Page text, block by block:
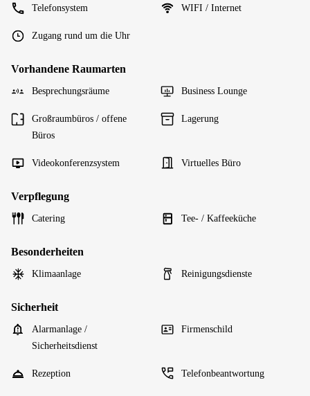
Telefonsystem WIFI / Internet
Zugang rund um die Uhr
Vorhandene Raumarten
Besprechungsräume Business Lounge
Großraumbüros / offene
Büros
Lagerung
Videokonferenzsystem Virtuelles Büro
Verpflegung
Catering Tee- / Kaffeeküche
Besonderheiten
Klimaanlage Reinigungsdienste
Sicherheit
Alarmanlage /
Sicherheitsdienst
Firmenschild
Rezeption Telefonbeantwortung